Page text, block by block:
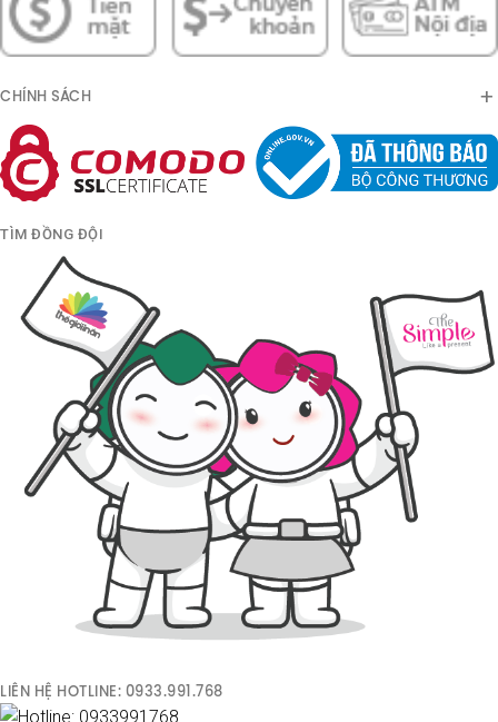
CHÍNH SÁCH
TÌM ĐỒNG ĐỘI
LIÊN HỆ HOTLINE: 0933.991.768